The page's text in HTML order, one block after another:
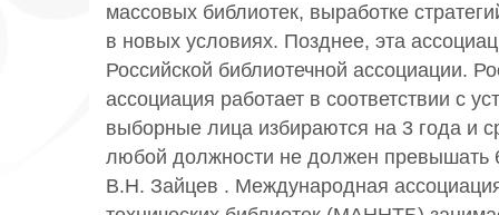
массовых библиотек, выработке
в новых условиях. Позднее, эта
Российской библиотечной ассоциации.
ассоциация работает в соответствии с
выборные лица избираются на 3 года и
любой должности не должен превышать
В.Н. Зайцев . Международная